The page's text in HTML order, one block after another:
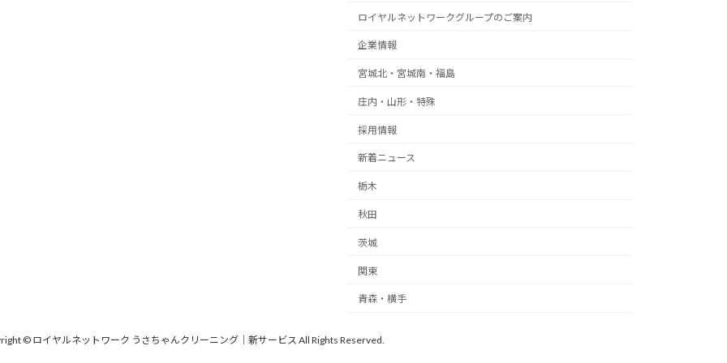
ロイヤルネットワークグループのご案内
企業情報
宮城北・宮城南・福島
庄内・山形・特殊
採用情報
新着ニュース
栃木
秋田
茨城
関東
青森・横手
© ロイヤルネットワーク うさちゃんクリーニング｜新サービス All Rights Reserved.